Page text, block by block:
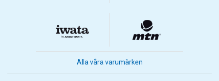
Alla våra varumärken